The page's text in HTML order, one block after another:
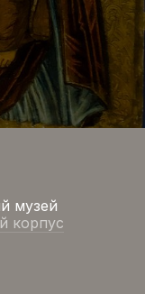
музей
корпус